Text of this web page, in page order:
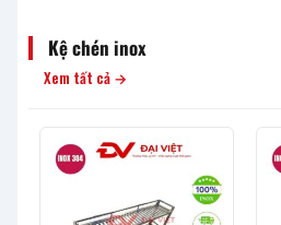
Kệ chén inox
Xem tất cả →